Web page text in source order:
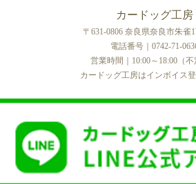
カードッグ工房
〒631-0806 奈良県奈良市朱雀
電話番号｜0742-71-
営業時間｜10:00～18:00（不
カードッグ工房はインボイス